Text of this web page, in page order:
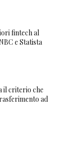
fintech al
e Statista
il criterio che
ad